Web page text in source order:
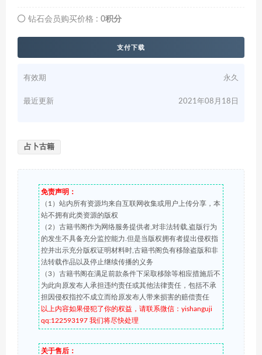
钻石会员购买价格 : 0积分
支付下载
有效期 永久
最近更新 2021年08月18日
占卜古籍
免责声明：
（1）站内所有资源均来自互联网收集或用户上传分享，本
站不拥有此类资源的版权
（2）古籍书阁作为网络服务提供者,对非法转载,盗版行为
的发生不具备充分监控能力.但是当版权拥有者提出侵权指
控并出示充分版权证明材料时,古籍书阁负有移除盗版和非
法转载作品以及停止继续传播的义务
（3）古籍书阁在满足前款条件下采取移除等相应措施后不
为此向原发布人承担违约责任或其他法律责任，包括不承
担因侵权指控不成立而给原发布人带来损害的赔偿责任
以上内容如果侵犯了你的权益，请联系微信：yishanguji
qq:122593197 我们将尽快处理
关于售后：